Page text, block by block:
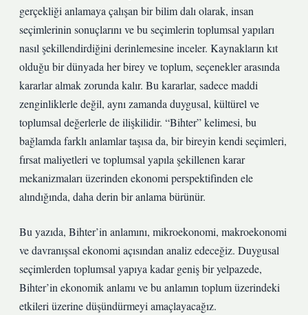
gerçekliği anlamaya çalışan bir bilim dalı olarak, insan
seçimlerinin sonuçlarını ve bu seçimlerin toplumsal yapıları
nasıl şekillendirdiğini derinlemesine inceler. Kaynakların kıt
olduğu bir dünyada her birey ve toplum, seçenekler arasında
kararlar almak zorunda kalır. Bu kararlar, sadece maddi
zenginliklerle değil, aynı zamanda duygusal, kültürel ve
toplumsal değerlerle de ilişkilidir. “Bihter” kelimesi, bu
bağlamda farklı anlamlar taşısa da, bir bireyin kendi seçimleri,
fırsat maliyetleri ve toplumsal yapıla şekillenen karar
mekanizmaları üzerinden ekonomi perspektifinden ele
alındığında, daha derin bir anlama bürünür.
Bu yazıda, Bihter’in anlamını, mikroekonomi, makroekonomi
ve davranışsal ekonomi açısından analiz edeceğiz. Duygusal
seçimlerden toplumsal yapıya kadar geniş bir yelpazede,
Bihter’in ekonomik anlamı ve bu anlamın toplum üzerindeki
etkileri üzerine düşündürmeyi amaçlayacağız.